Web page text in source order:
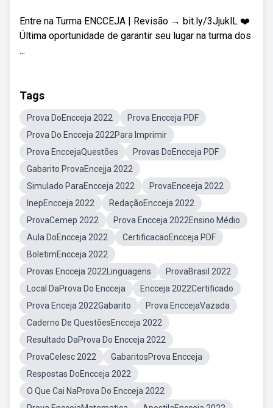
Entre na Turma ENCCEJA | Revisão → bit.ly/3JjuklL ❤️
Última oportunidade de garantir seu lugar na turma dos
...
Tags
Prova DoEncceja 2022
Prova Encceja PDF
Prova Do Encceja 2022Para Imprimir
Prova EnccejaQuestões
Provas DoEncceja PDF
Gabarito ProvaEncejja 2022
Simulado ParaEncceja 2022
ProvaEnceeja 2022
InepEncceja 2022
RedaçãoEncceja 2022
ProvaCemep 2022
Prova Encceja 2022Ensino Médio
Aula DoEncceja 2022
CertificacaoEncceja PDF
BoletimEncceja 2022
Provas Encceja 2022Linguagens
ProvaBrasil 2022
Local DaProva Do Encceja
Encceja 2022Certificado
Prova Enceja 2022Gabarito
Prova EnccejaVazada
Caderno De QuestõesEncceja 2022
Resultado DaProva Do Encceja 2022
ProvaCelesc 2022
GabaritosProva Encceja
Respostas DoEncceja 2022
O Que Cai NaProva Do Encceja 2022